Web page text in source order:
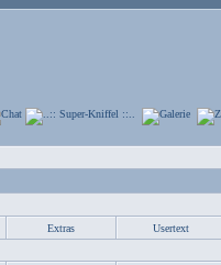
Extras
Usertext